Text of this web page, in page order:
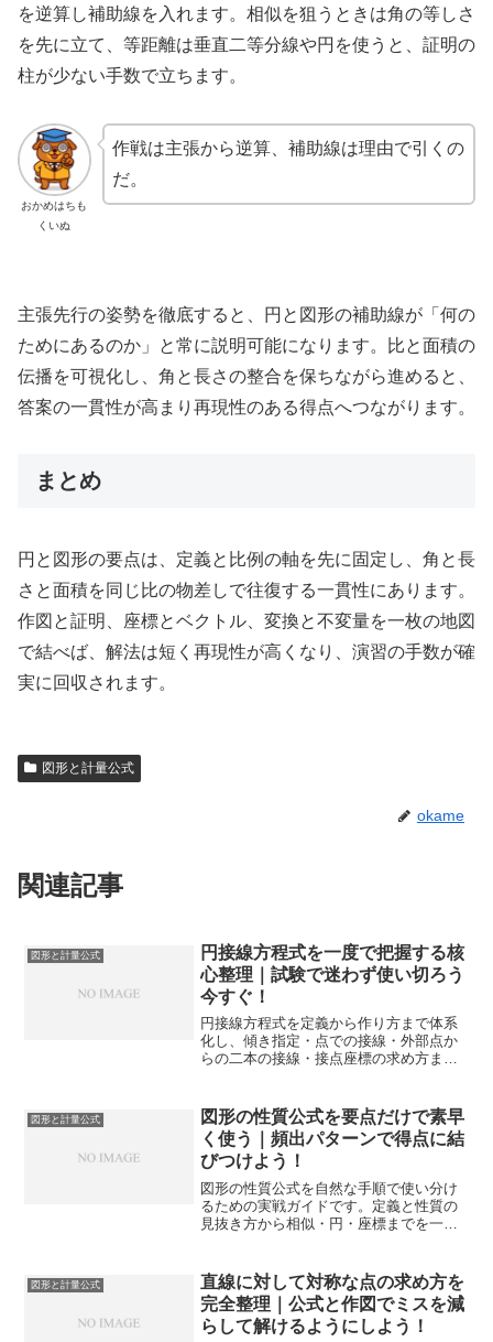
を逆算し補助線を入れます。相似を狙うときは角の等しさ
を先に立て、等距離は垂直二等分線や円を使うと、証明の
柱が少ない手数で立ちます。
おかめはちも
くいぬ
作戦は主張から逆算、補助線は理由で引くの
だ。
主張先行の姿勢を徹底すると、円と図形の補助線が「何の
ためにあるのか」と常に説明可能になります。比と面積の
伝播を可視化し、角と長さの整合を保ちながら進めると、
答案の一貫性が高まり再現性のある得点へつながります。
まとめ
円と図形の要点は、定義と比例の軸を先に固定し、角と長
さと面積を同じ比の物差しで往復する一貫性にあります。
作図と証明、座標とベクトル、変換と不変量を一枚の地図
で結べば、解法は短く再現性が高くなり、演習の手数が確
実に回収されます。
図形と計量公式
okame
関連記事
図形と計量公式
円接線方程式を一度で把握する核
心整理｜試験で迷わず使い切ろう
今すぐ！
円接線方程式を定義から作り方まで体系
化し、傾き指定・点での接線・外部点か
らの二本の接線・接点座標の求め方まで
図形と計量公式
図形の性質公式を要点だけで素早
く使う｜頻出パターンで得点に結
びつけよう！
図形の性質公式を自然な手順で使い分け
るための実戦ガイドです。定義と性質の
見抜き方から相似・円・座標までを一気
図形と計量公式
直線に対して対称な点の求め方を
完全整理｜公式と作図でミスを減
らして解けるようにしよう！